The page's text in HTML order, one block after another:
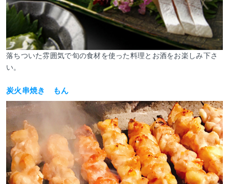
落ちついた雰囲気で旬の食材を使った料理とお酒をお楽しみ下さ
い。
炭火串焼き もん